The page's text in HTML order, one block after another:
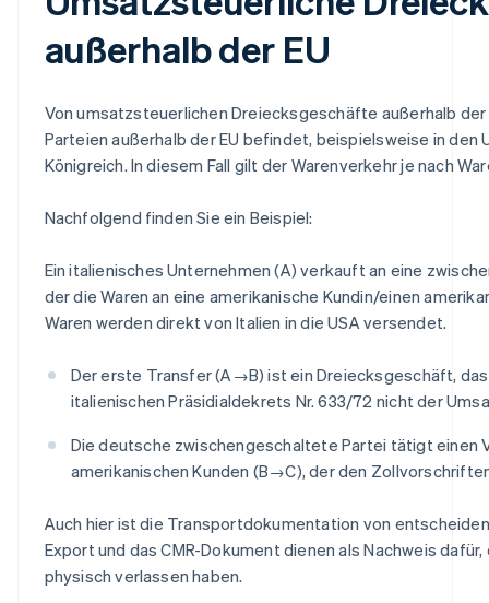
außerhalb der EU
Von umsatzsteuerlichen Dreiecksgeschäfte außerhalb der
Parteien außerhalb der EU befindet, beispielsweise in den
Königreich. In diesem Fall gilt der Warenverkehr je nach
Nachfolgend finden Sie ein Beispiel:
Ein italienisches Unternehmen (A) verkauft an eine
der die Waren an eine amerikanische Kundin/einen
Waren werden direkt von Italien in die USA versendet.
Der erste Transfer (A→B) ist ein Dreiecksgeschäft,
italienischen Präsidialdekrets Nr. 633/72 nicht der
Die deutsche zwischengeschaltete Partei tätigt einen
amerikanischen Kunden (B→C), der den
Auch hier ist die Transportdokumentation von
Export und das CMR-Dokument dienen als Nachweis
physisch verlassen haben.